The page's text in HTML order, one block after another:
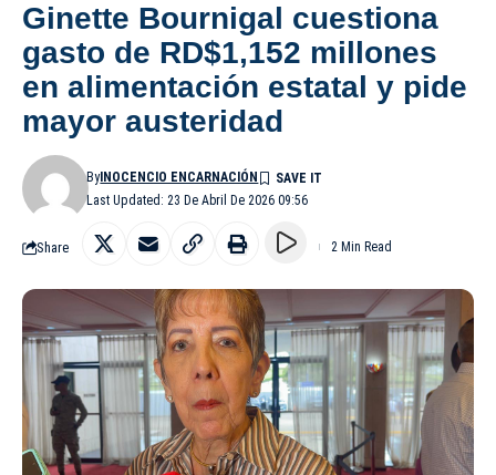
Ginette Bournigal cuestiona
gasto de RD$1,152 millones
en alimentación estatal y pide
mayor austeridad
Last Updated: 23 De Abril De 2026 09:56
ByINOCENCIO ENCARNACIÓN
Share 2 Min Read